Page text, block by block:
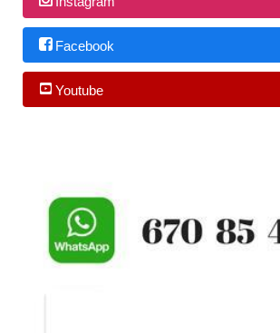
Facebook
Youtube